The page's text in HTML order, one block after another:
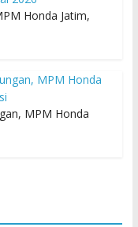
Honda Jatim,
MPM Honda